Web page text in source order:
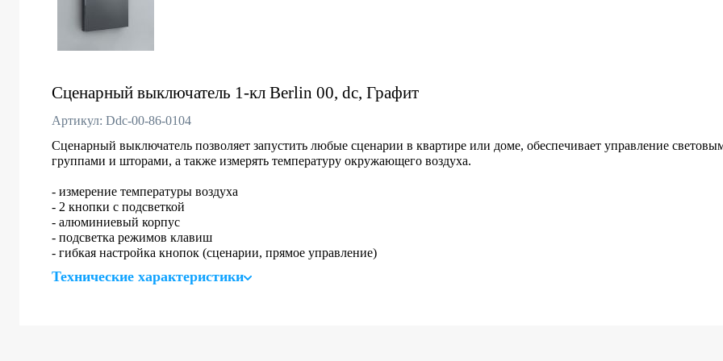
Сценарный выключатель 1-кл Berlin 00, dc, Графит
Артикул: Ddc-00-86-0104
Сценарный выключатель позволяет запустить любые сценарии в квартире или доме, обеспечивает управление
группами и шторами, а также измерять температуру окружающего воздуха.
- измерение температуры воздуха
- 2 кнопки с подсветкой
- алюминиевый корпус
- подсветка режимов клавиш
- гибкая настройка кнопок (сценарии, прямое управление)
Технические характеристики